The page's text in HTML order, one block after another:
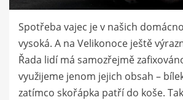
Spotřeba vajec je v našich
vysoká. A na Velikonoce ještě
Řada lidí má samozřejmě
využijeme jenom jejich obsah –
zatímco skořápka patří do koše.